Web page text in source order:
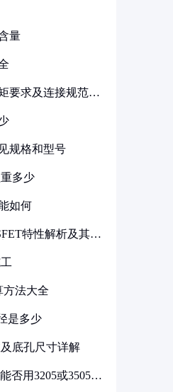
量
要求及连接规范详
规格和型号
多少
如何
特性解析及其在
方法大全
是多少
底孔尺寸详解
否用3205或3505代